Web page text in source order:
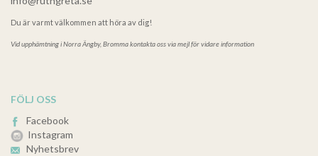
Du är varmt välkommen att höra av dig!
Vid upphämtning iNorra Ängby, Bromma kontakta oss via mejl för vidare information
FÖLJ OSS
Facebook
Instagram
Nyhetsbrev